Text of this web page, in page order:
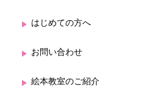
はじめての方へ
お問い合わせ
絵本教室のご紹介